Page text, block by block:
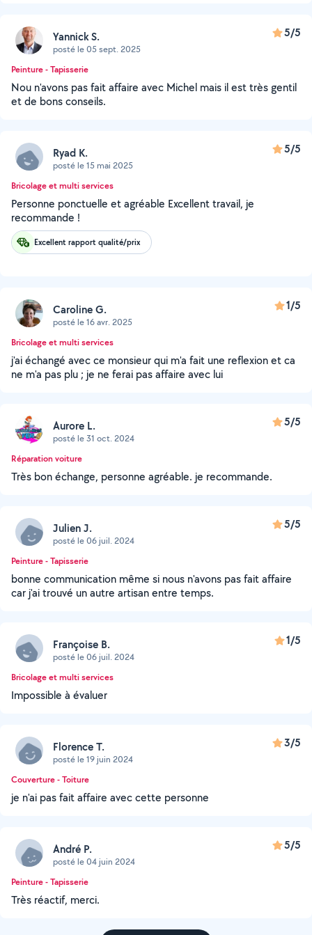
Yannick S.
posté le 05 sept. 2025
5/5
Peinture - Tapisserie
Nou n'avons pas fait affaire avec Michel mais il est très gentil
et de bons conseils.
Ryad K.
posté le 15 mai 2025
5/5
Bricolage et multi services
Personne ponctuelle et agréable Excellent travail, je
recommande !
Excellent rapport qualité/prix
Caroline G.
posté le 16 avr. 2025
1/5
Bricolage et multi services
j'ai échangé avec ce monsieur qui m'a fait une reflexion et ca
ne m'a pas plu ; je ne ferai pas affaire avec lui
Aurore L.
posté le 31 oct. 2024
5/5
Réparation voiture
Très bon échange, personne agréable. je recommande.
Julien J.
posté le 06 juil. 2024
5/5
Peinture - Tapisserie
bonne communication même si nous n'avons pas fait affaire
car j'ai trouvé un autre artisan entre temps.
Françoise B.
posté le 06 juil. 2024
1/5
Bricolage et multi services
Impossible à évaluer
Florence T.
posté le 19 juin 2024
3/5
Couverture - Toiture
je n'ai pas fait affaire avec cette personne
André P.
posté le 04 juin 2024
5/5
Peinture - Tapisserie
Très réactif, merci.